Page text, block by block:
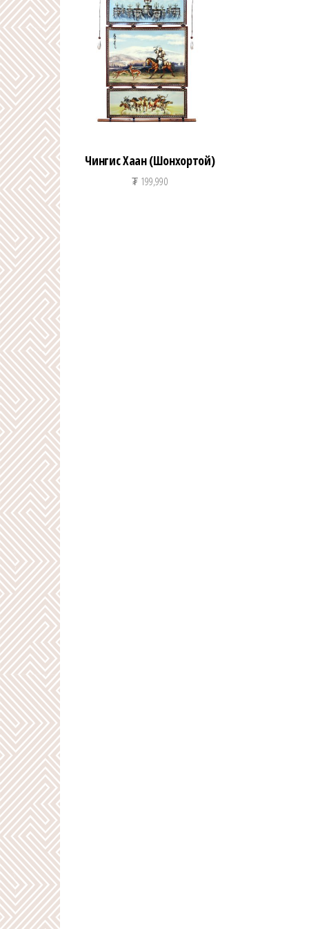
Чингис Хаан (Шонхортой)
₮ 199,990